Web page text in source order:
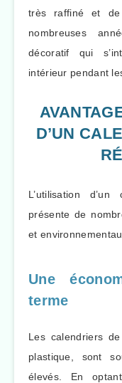
très raffiné et
nombreuses
décoratif qui
intérieur pendant
D’UN
L’utilisation
présente de
et
Une
terme
Les calendriers
plastique, sont
élevés. En